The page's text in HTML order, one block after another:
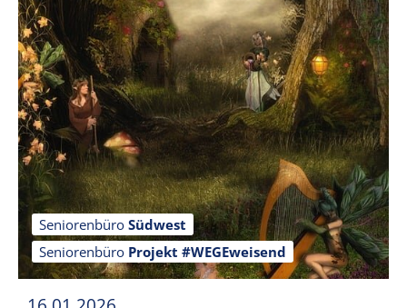
Seniorenbüro Südwest
Seniorenbüro Projekt #WEGEweisend